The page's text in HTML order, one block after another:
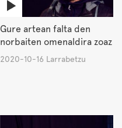
Gure artean falta den
norbaiten omenaldira zoaz
2020-10-16 Larrabetzu